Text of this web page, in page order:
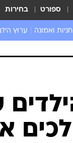
ספורט בחירות
ואמונה ערוץ